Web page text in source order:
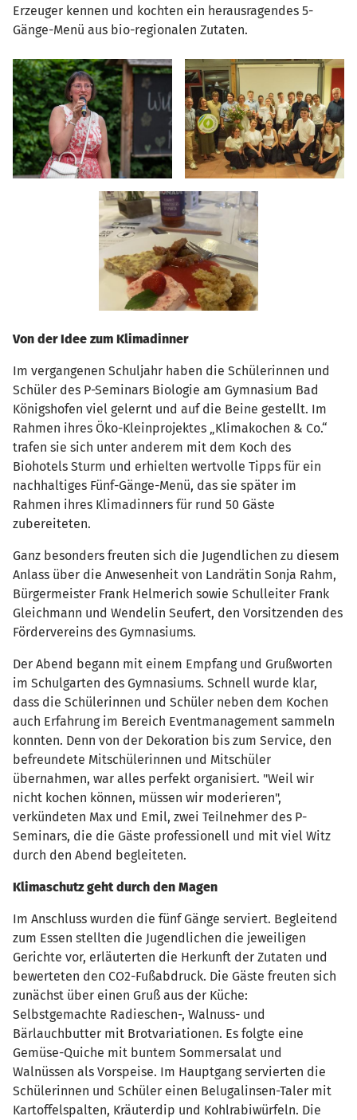
Erzeuger kennen und kochten ein herausragendes 5-
Gänge-Menü aus bio-regionalen Zutaten.
Von der Idee zum Klimadinner
Im vergangenen Schuljahr haben die Schülerinnen und
Schüler des P-Seminars Biologie am Gymnasium Bad
Königshofen viel gelernt und auf die Beine gestellt. Im
Rahmen ihres Öko-Kleinprojektes „Klimakochen & Co.“
trafen sie sich unter anderem mit dem Koch des
Biohotels Sturm und erhielten wertvolle Tipps für ein
nachhaltiges Fünf-Gänge-Menü, das sie später im
Rahmen ihres Klimadinners für rund 50 Gäste
zubereiteten.
Ganz besonders freuten sich die Jugendlichen zu diesem
Anlass über die Anwesenheit von Landrätin Sonja Rahm,
Bürgermeister Frank Helmerich sowie Schulleiter Frank
Gleichmann und Wendelin Seufert, den Vorsitzenden des
Fördervereins des Gymnasiums.
Der Abend begann mit einem Empfang und Grußworten
im Schulgarten des Gymnasiums. Schnell wurde klar,
dass die Schülerinnen und Schüler neben dem Kochen
auch Erfahrung im Bereich Eventmanagement sammeln
konnten. Denn von der Dekoration bis zum Service, den
befreundete Mitschülerinnen und Mitschüler
übernahmen, war alles perfekt organisiert. "Weil wir
nicht kochen können, müssen wir moderieren",
verkündeten Max und Emil, zwei Teilnehmer des P-
Seminars, die die Gäste professionell und mit viel Witz
durch den Abend begleiteten.
Klimaschutz geht durch den Magen
Im Anschluss wurden die fünf Gänge serviert. Begleitend
zum Essen stellten die Jugendlichen die jeweiligen
Gerichte vor, erläuterten die Herkunft der Zutaten und
bewerteten den CO2-Fußabdruck. Die Gäste freuten sich
zunächst über einen Gruß aus der Küche:
Selbstgemachte Radieschen-, Walnuss- und
Bärlauchbutter mit Brotvariationen. Es folgte eine
Gemüse-Quiche mit buntem Sommersalat und
Walnüssen als Vorspeise. Im Hauptgang servierten die
Schülerinnen und Schüler einen Belugalinsen-Taler mit
Kartoffelspalten, Kräuterdip und Kohlrabiwürfeln. Die